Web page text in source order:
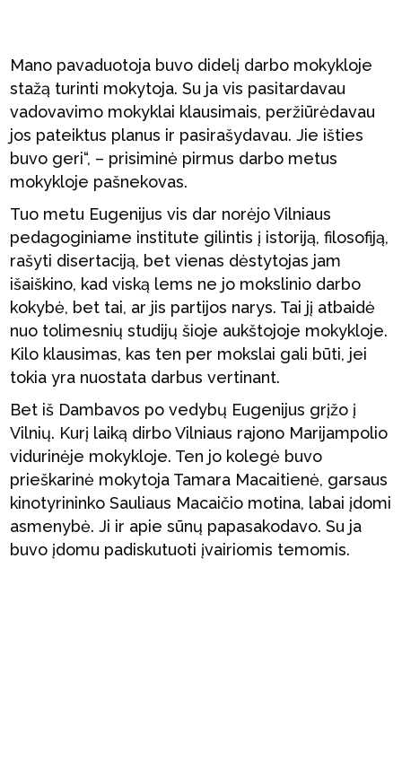
Mano pavaduotoja buvo didelį darbo mokykloje
stažą turinti mokytoja. Su ja vis pasitardavau
vadovavimo mokyklai klausimais, peržiūrėdavau
jos pateiktus planus ir pasirašydavau. Jie išties
buvo geri“, – prisiminė pirmus darbo metus
mokykloje pašnekovas.
Tuo metu Eugenijus vis dar norėjo Vilniaus
pedagoginiame institute gilintis į istoriją, filosofiją,
rašyti disertaciją, bet vienas dėstytojas jam
išaiškino, kad viską lems ne jo mokslinio darbo
kokybė, bet tai, ar jis partijos narys. Tai jį atbaidė
nuo tolimesnių studijų šioje aukštojoje mokykloje.
Kilo klausimas, kas ten per mokslai gali būti, jei
tokia yra nuostata darbus vertinant.
Bet iš Dambavos po vedybų Eugenijus grįžo į
Vilnių. Kurį laiką dirbo Vilniaus rajono Marijampolio
vidurinėje mokykloje. Ten jo kolegė buvo
prieškarinė mokytoja Tamara Macaitienė, garsaus
kinotyrininko Sauliaus Macaičio motina, labai įdomi
asmenybė. Ji ir apie sūnų papasakodavo. Su ja
buvo įdomu padiskutuoti įvairiomis temomis.